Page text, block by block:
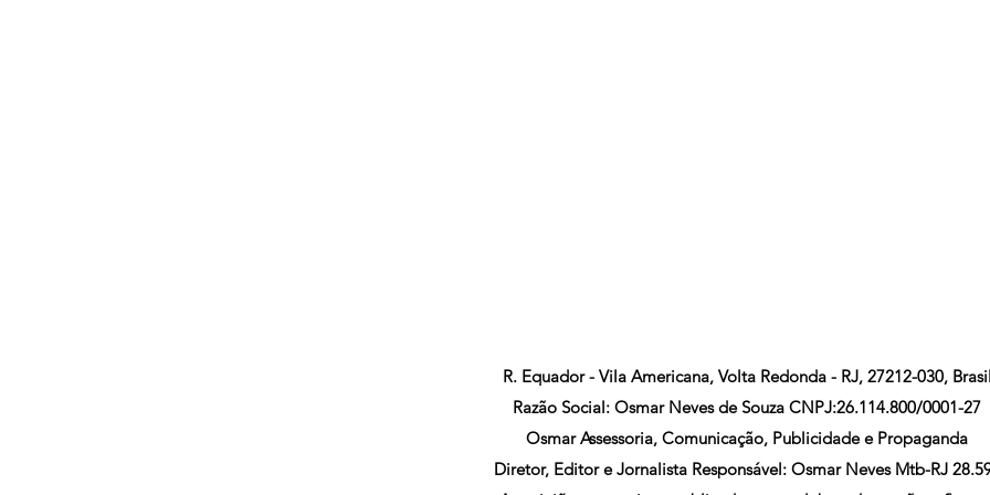
R. Equador - Vila Americana, Volta Redonda - RJ, 27212-030,
Razão Social: Osmar Neves de Souza CNPJ:26.114.800/0001-27
Osmar Assessoria, Comunicação, Publicidade e Propaganda
Diretor, Editor e Jornalista Responsável: Osmar Neves Mtb-RJ